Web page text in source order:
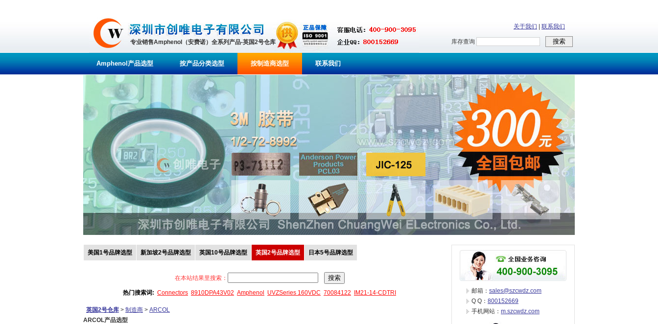
专业销售Amphenol（安费诺）全系列产品-英国2号仓库
关于我们 联系我们
库存查询
Amphenol产品选型 按产品分类选型 按制造商选型 联系我们
美国1号品牌选型 新加坡2号品牌选型 英国10号品牌选型 英国2号品牌选型 日本5号品牌选型
在本站结果里搜索：
热门搜索词: Connectors 8910DPA43V02 Amphenol UVZSeries 160VDC 70084122 IM21-14-CDTRI
英国2号仓库 > 制造商 > ARCOL
ARCOL产品选型
邮箱： sales@szcwdz.com
Q Q： 800152669
手机网站： m.szcwdz.com